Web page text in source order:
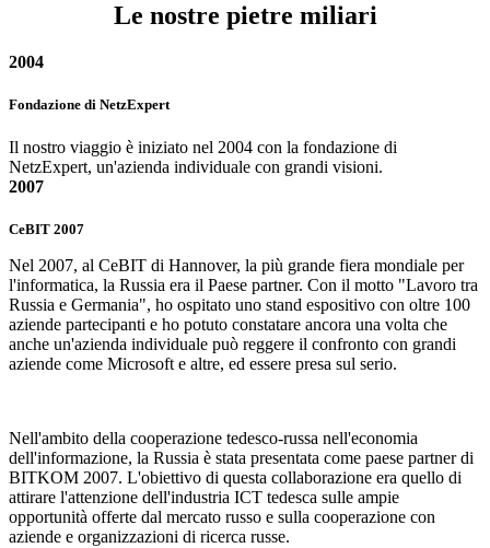
Le nostre pietre miliari
2004
Fondazione di NetzExpert
Il nostro viaggio è iniziato nel 2004 con la fondazione di
NetzExpert, un'azienda individuale con grandi visioni.
2007
CeBIT 2007
Nel 2007, al CeBIT di Hannover, la più grande fiera mondiale per
l'informatica, la Russia era il Paese partner. Con il motto "Lavoro tra
Russia e Germania", ho ospitato uno stand espositivo con oltre 100
aziende partecipanti e ho potuto constatare ancora una volta che
anche un'azienda individuale può reggere il confronto con grandi
aziende come Microsoft e altre, ed essere presa sul serio.
Nell'ambito della cooperazione tedesco-russa nell'economia
dell'informazione, la Russia è stata presentata come paese partner di
BITKOM 2007. L'obiettivo di questa collaborazione era quello di
attirare l'attenzione dell'industria ICT tedesca sulle ampie
opportunità offerte dal mercato russo e sulla cooperazione con
aziende e organizzazioni di ricerca russe.